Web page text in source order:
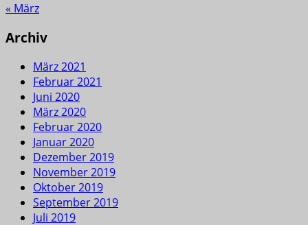
« März
Archiv
März 2021
Februar 2021
Juni 2020
März 2020
Februar 2020
Januar 2020
Dezember 2019
November 2019
Oktober 2019
September 2019
Juli 2019